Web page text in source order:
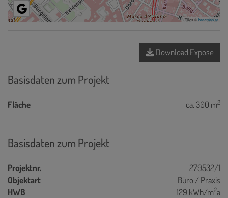
Tiles ©basemap.at
Download Expose
Basisdaten zum Projekt
Fläche ca. 300 m2
Basisdaten zum Projekt
Projektnr.
279532/1
Objektart
Büro / Praxis
HWB
129 kWh/m2a